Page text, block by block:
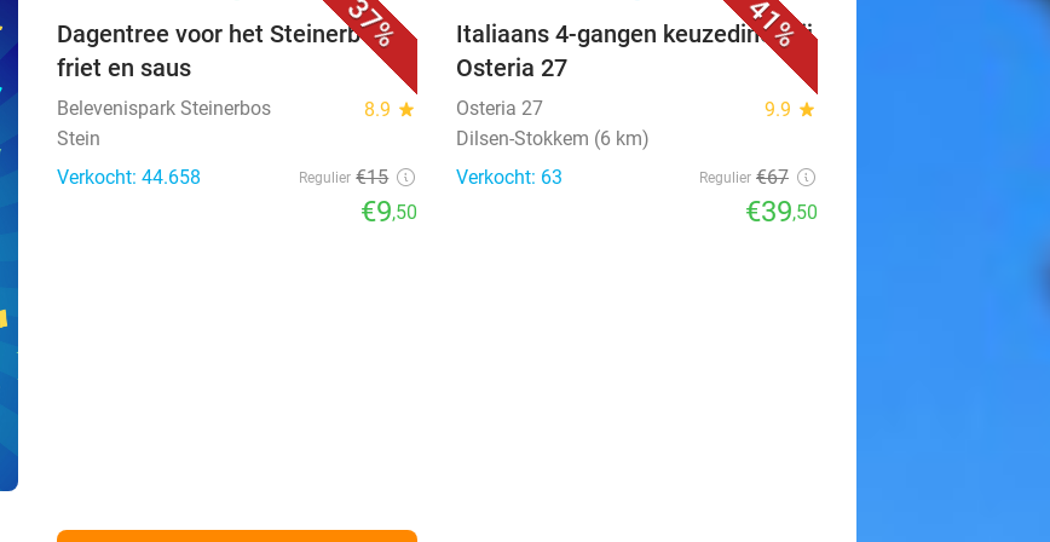
37%
Dagentree voor het Steinerbos +
friet en saus
Belevenispark Steinerbos 8.9 star
Stein
Verkocht: 44.658
Regulier €15
€9,50
41%
Italiaans 4-gangen keuzediner bij
Osteria 27
Osteria 27 9.9 star
Dilsen-Stokkem (6 km)
Verkocht: 63
Regulier €67
€39,50